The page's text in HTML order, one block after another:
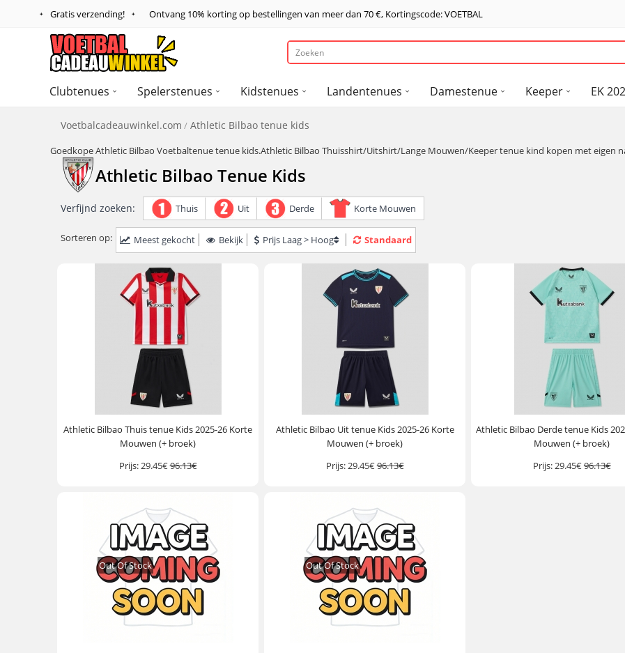
Gratis verzending! Ontvang 10% korting op bestellingen van meer dan 70 €, Kortingscode: VOETBAL
Clubtenues Spelerstenues Kidstenues Landentenues Damestenue Keeper EK
Voetbalcadeauwinkel.com Athletic Bilbao tenue kids
Goedkope Athletic Bilbao Voetbaltenue tenue kids.Athletic Bilbao Thuisshirt/Uitshirt/Lange Mouwen/Keeper tenue kind kopen met eigen
Athletic Bilbao Tenue Kids
Verfijnd zoeken: Thuis Uit Derde Korte Mouwen
Sorteren op: Meest gekocht Bekijk Prijs Laag > Hoog Standaard
Athletic Bilbao Thuis tenue Kids 2025-26 Korte
Mouwen (+ broek)
Prijs:29.45€96.13€
Athletic Bilbao Uit tenue Kids 2025-26 Korte
Mouwen (+ broek)
Prijs:29.45€96.13€
Athletic Bilbao Derde tenue Kids
Mouwen (+ broek)
Prijs:29.45€96.13€
Out Of Stock Out Of Stock